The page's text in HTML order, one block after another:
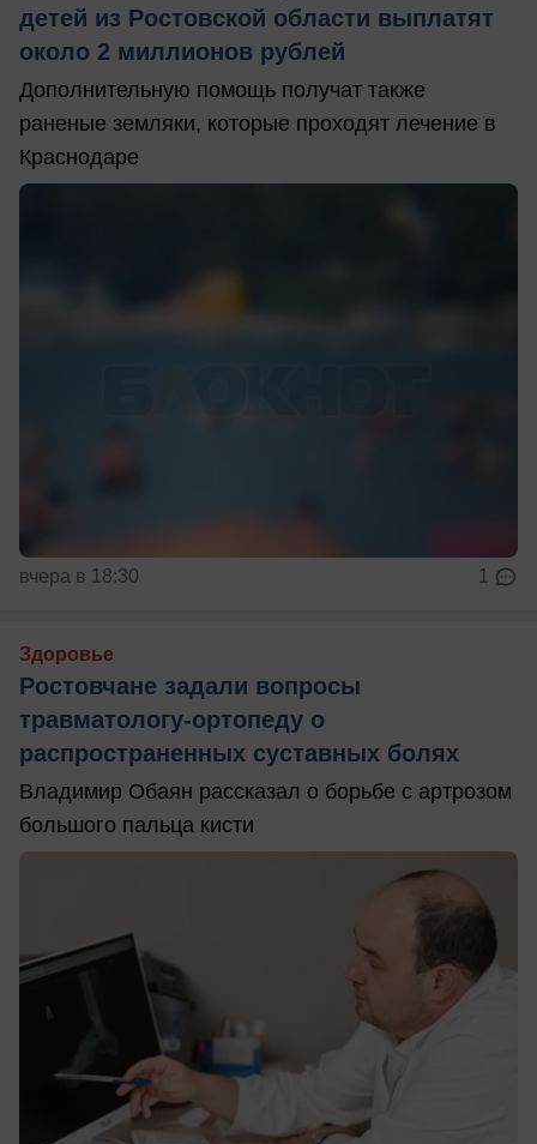
детей из Ростовской области выплатят
около 2 миллионов рублей
Дополнительную помощь получат также
раненые земляки, которые проходят лечение в
Краснодаре
вчера в 18:30 1
Здоровье
Ростовчане задали вопросы
травматологу-ортопеду о
распространенных суставных болях
Владимир Обаян рассказал о борьбе с артрозом
большого пальца кисти